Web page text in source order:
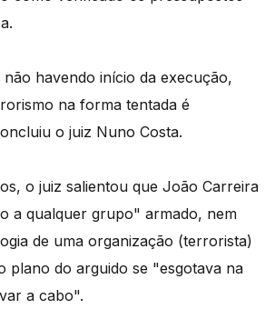
havendo início da execução,
na forma tentada é
o juiz Nuno Costa.
o juiz salientou que João Carreira
a qualquer grupo" armado, nem
de uma organização (terrorista)
plano do arguido se "esgotava na
a cabo".